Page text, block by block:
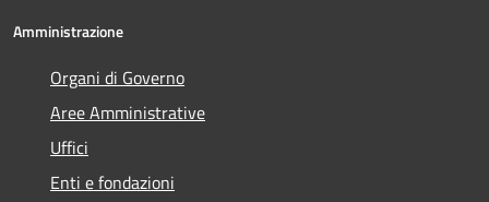
Amministrazione
Organi di Governo
Aree Amministrative
Uffici
Enti e fondazioni